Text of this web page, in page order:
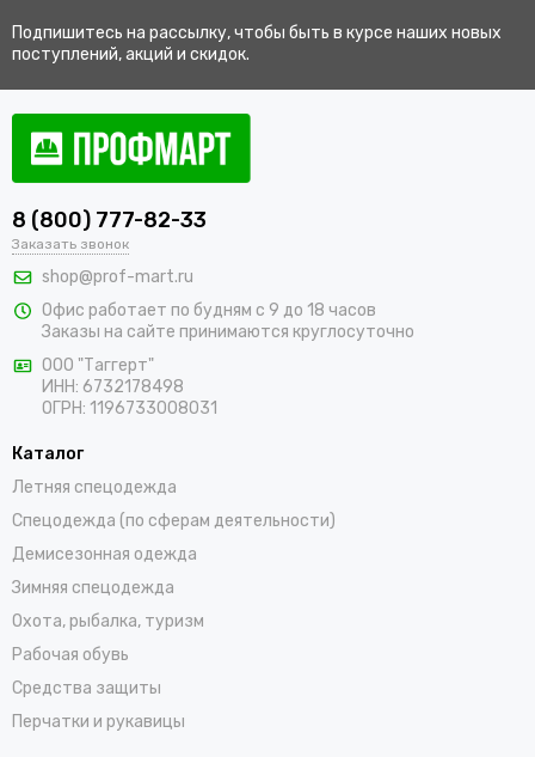
Соответствуют стандартам качества, так как проходят
Купить одежду сигнальную для
работников оптом и в розницу с
доставкой по Камню-на-Оби
В интернет-магазине «ПрофМарт» можно купить сигнальную
одежду для персонала. Мы работаем с оптовыми и
розничными покупателями. Предлагаем на выбор сигнальные
жилеты, сезонные костюмы, брюки и прочие составляющие
униформы в ярких заметных цветах. Доставка покупок,
которые оформляются на сайте, осуществляется по Камню-
на-Оби и остальным населенным пунктам России.
Подпишитесь на рассылку, чтобы быть в курсе наших новых
поступлений, акций и скидок.
8 (800) 777-82-33
Заказать звонок
shop@prof-mart.ru
Офис работает по будням с 9 до 18 часов
Заказы на сайте принимаются круглосуточно
ООО "Таггерт"
ИНН: 6732178498
ОГРН: 1196733008031
Каталог
Летняя спецодежда
Спецодежда (по сферам деятельности)
Демисезонная одежда
Зимняя спецодежда
Охота, рыбалка, туризм
Рабочая обувь
Средства защиты
Перчатки и рукавицы